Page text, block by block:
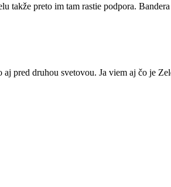
takže preto im tam rastie podpora.
pred druhou svetovou. Ja viem aj čo je